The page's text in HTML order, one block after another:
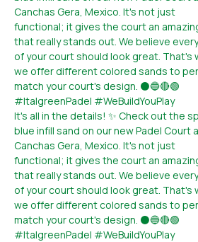
Canchas Gera, Mexico. It's not just
functional; it gives the court an
that really stands out. We believe
of your court should look great. That's
we offer different colored sands to
match your court's design. ⚫🔵🔴🟢
#ItalgreenPadel #WeBuildYouPlay
It's all in the details! ✨ Check out the
blue infill sand on our new Padel Court
Canchas Gera, Mexico. It's not just
functional; it gives the court an
that really stands out. We believe
of your court should look great. That's
we offer different colored sands to
match your court's design. ⚫🔵🔴🟢
#ItalgreenPadel #WeBuildYouPlay